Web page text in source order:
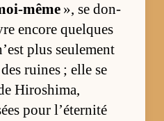
même », se don­
en­core quelques
plus seule­ment
ruines ; elle se
Hi­ro­shi­ma,
pour l’éter­nité